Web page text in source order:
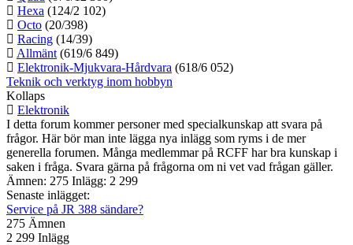
Hexa (124/2 102)
Octo (20/398)
Racing (14/39)
Allmänt (619/6 849)
Elektronik-Mjukvara-Hårdvara (618/6 052)
Teknik och verktyg inom hobbyn
Kollaps
Elektronik
I detta forum kommer personer med specialkunskap att svara på
frågor. Här bör man inte lägga nya inlägg som ryms i de mer
generella forumen. Många medlemmar på RCFF har bra kunskap i
saken i fråga. Svara gärna på frågorna om ni vet vad frågan gäller.
Ämnen: 275 Inlägg: 2 299
Senaste inlägget:
Service på JR 388 sändare?
275 Ämnen
2 299 Inlägg